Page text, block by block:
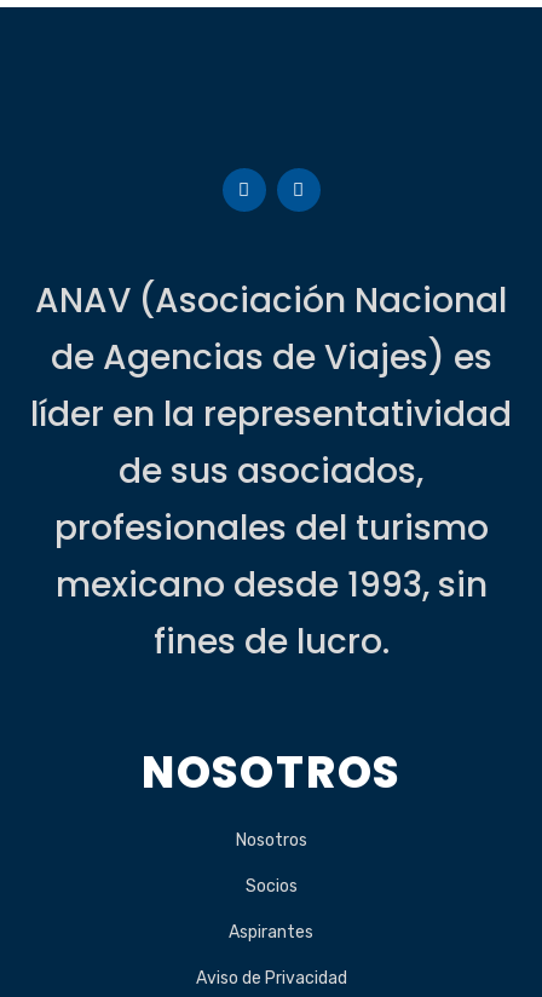
ANAV (Asociación Nacional
de Agencias de Viajes) es
líder en la representatividad
de sus asociados,
profesionales del turismo
mexicano desde 1993, sin
fines de lucro.
NOSOTROS
Nosotros
Socios
Aspirantes
Aviso de Privacidad